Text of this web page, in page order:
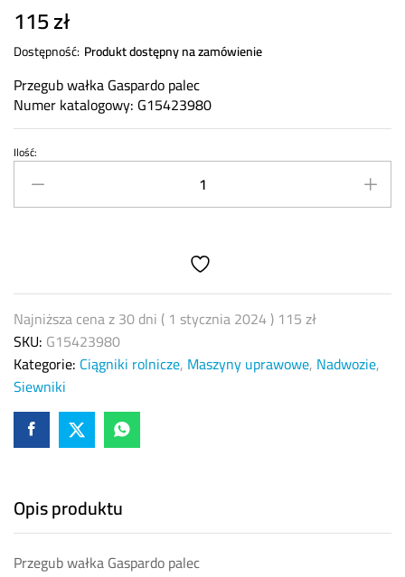
115zł
Dostępność: Produkt dostępny na zamówienie
Przegub wałka Gaspardo palec
Numer katalogowy: G15423980
Przegub
wałka
Maschio
Ilość:
Najniższa cena z 30 dni ( 1 stycznia 2024) 115zł
SKU: G15423980
Kategorie: Ciągniki rolnicze, Maszyny uprawowe, Nadwozie,
Siewniki
Opis produktu
Przegub wałka Gaspardo palec